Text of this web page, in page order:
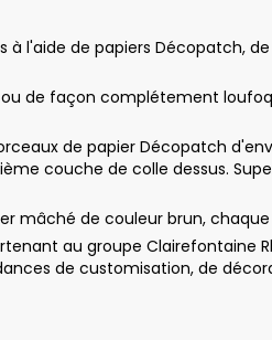
à l'aide de papiers
ou de façon complétement
de papier Décopatch
couche de colle dessus.
mâché de couleur brun,
au groupe
de customisation, de